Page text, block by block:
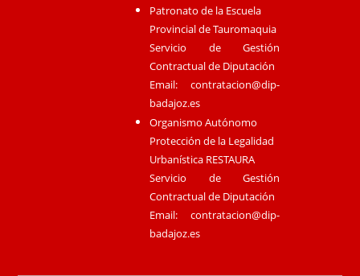
Patronato de la Escuela
Provincial de Tauromaquia
Servicio de Gestión
Contractual de Diputación
Email:contratacion@dip-
badajoz.es
Organismo Autónomo
Protección de la Legalidad
Urbanística RESTAURA
Servicio de Gestión
Contractual de Diputación
Email:contratacion@dip-
badajoz.es